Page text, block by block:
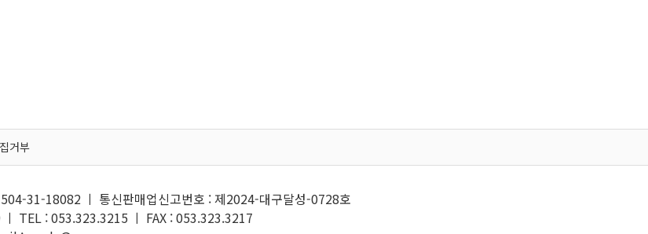
거부
31-18082 ㅣ 통신판매업신고번호 : 제2024-대구달성-0728호
TEL : 053.323.3215 ㅣ FAX : 053.323.3217